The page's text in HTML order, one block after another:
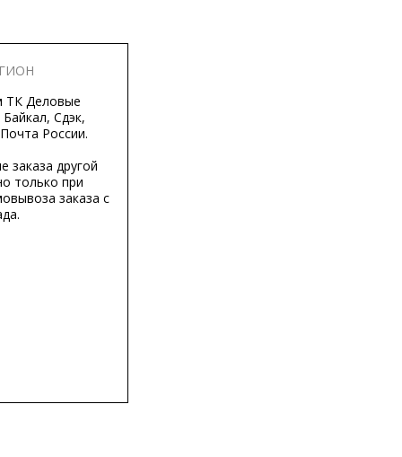
ТК Деловые
Сдэк,
России.
заказа другой
только при
заказа с